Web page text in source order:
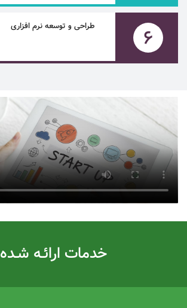
6 طراحی و توسعه نرم افزاری
خدمات ارائـه شـده